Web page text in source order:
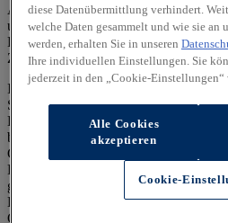
Alle Angaben und Abbildungen sind
und stellen eine annähernde
Fahrzeugabbildungen enthalten z. T.
Zusatzausstattungen.
Im Hinblick auf Gebrauchtwagen
Serienausstattung, die technischen
Emissionswerte dem Stand eines
berücksichtigen keine etwaigen
Gebrauchtfahrzeuge weisen
Reichweite auf als entsprechende
gebrauchten Hybridfahrzeugen zu
Kraftstoffverbrauch und einem damit
CO₂-Ausstoß führen.
diese Datenübermittlung verhindert.
welche Daten gesammelt und wie sie an
werden, erhalten Sie in unseren
Ihre individuellen Einstellungen. Sie
jederzeit in den „Cookie-Einstellungen“
Alle Cookies
akzeptieren
Cookie-